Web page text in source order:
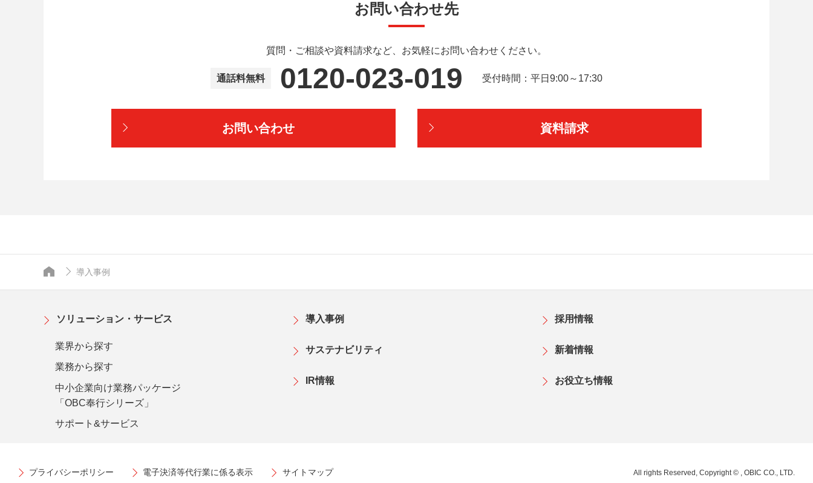
お問い合わせ先
質問・ご相談や資料請求など、 お気軽にお問い合わせください。
通話料無料 0120-023-019 受付時間：平日9:00～17:30
お問い合わせ 資料請求
トップページ
導入事例
ソリューション・サービス
業界から探す
業務から探す
中小企業向け業務パッケージ
「OBC奉行シリーズ」
サポート&サービス
導入事例
サステナビリティ
IR情報
採用情報
新着情報
お役立ち情報
プライバシーポリシー 電子決済等代行業に係る表示 サイトマップ All rights Reserved, Copyright © , OBIC CO., LTD.